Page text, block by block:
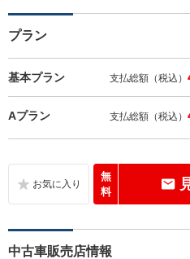
プラン
基本プラン 支払総額（税込）
Aプラン 支払総額（税込）
無
料
中古車販売店情報